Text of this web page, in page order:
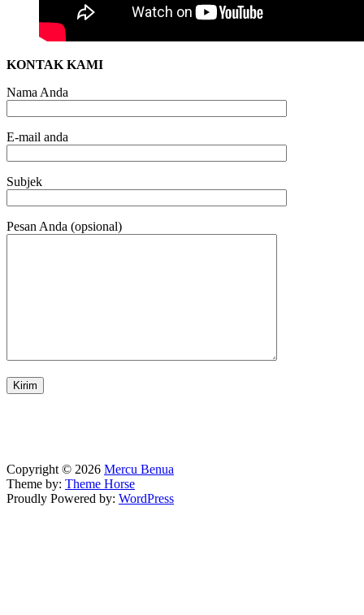
KONTAK KAMI
Nama Anda
E-mail anda
Subjek
Pesan Anda (opsional)
Copyright © 2026 Mercu Benua
Theme by: Theme Horse
Proudly Powered by: WordPress